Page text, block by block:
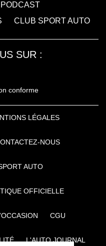
PODCAST
CLUB SPORT AUTO
SUR :
conforme
LÉGALES
NOUS
AUTO
OFFICIELLE
CGU
L'AUTO JOURNAL